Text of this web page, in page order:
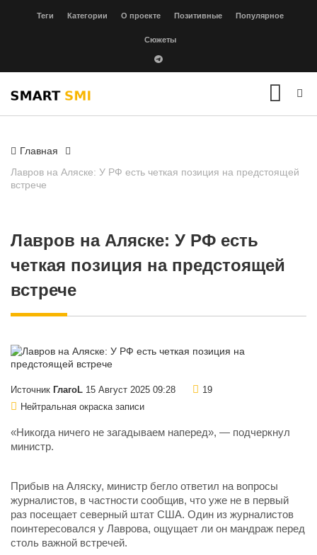
Теги Категории О проекте Позитивные Популярное
Сюжеты
Главная
Лавров на Аляске: У РФ есть четкая позиция на предстоящей
встрече
Лавров на Аляске: У РФ есть
четкая позиция на предстоящей
встрече
Источник ГлагоL 15 Август 2025 09:28
19
Нейтральная окраска записи
«Никогда ничего не загадываем наперед», — подчеркнул
министр.
Прибыв на Аляску, министр бегло ответил на вопросы
журналистов, в частности сообщив, что уже не в первый
раз посещает северный штат США. Один из журналистов
поинтересовался у Лаврова, ощущает ли он мандраж перед
столь важной встречей.